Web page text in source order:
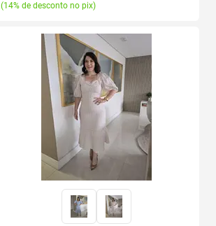
(14% de desconto no pix)